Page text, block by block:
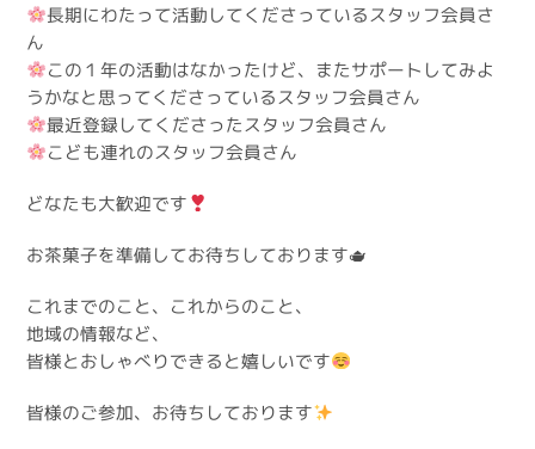
長期にわたって活動してくださっているスタッフ会員さ
ん
この１年の活動はなかったけど、またサポートしてみよ
うかなと思ってくださっているスタッフ会員さん
最近登録してくださったスタッフ会員さん
こども連れのスタッフ会員さん
どなたも大歓迎です
お茶菓子を準備してお待ちしております🫖
これまでのこと、これからのこと、
地域の情報など、
皆様とおしゃべりできると嬉しいです
皆様のご参加、お待ちしております